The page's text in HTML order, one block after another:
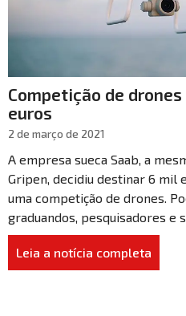
Competição de
euros
2 de março de 2021
A empresa sueca Saab, a
Gripen, decidiu destinar 6 mil
uma competição de drones.
graduandos, pesquisadores e
Leia a notícia completa